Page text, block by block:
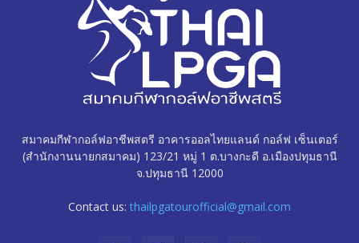
สมาคมกีฬากอล์ฟอาชีพสตรี อาคารออลไทยแลนด์ กอล์ฟ เซ็นเตอร์
(สำนักงานนายกสมาคม) 123/21 หมู่ 1 ต.บางกะดี อ.เมืองปทุมธานี
จ.ปทุมธานี 12000
Contact us: thailpgatourofficial@gmail.com